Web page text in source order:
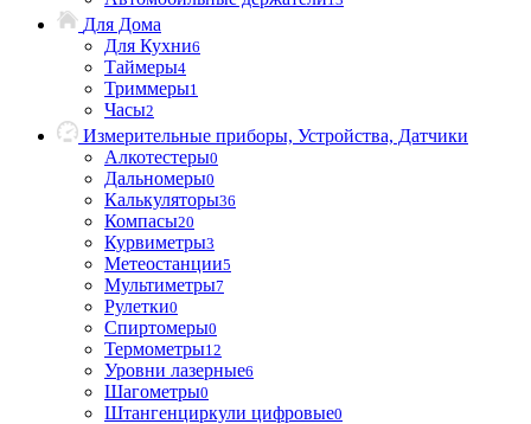
Для Дома
Для Кухни6
Таймеры4
Триммеры1
Часы2
Измерительные приборы, Устройства, Датчики
Алкотестеры0
Дальномеры0
Калькуляторы36
Компасы20
Курвиметры3
Метеостанции5
Мультиметры7
Рулетки0
Спиртомеры0
Термометры12
Уровни лазерные6
Шагометры0
Штангенциркули цифровые0